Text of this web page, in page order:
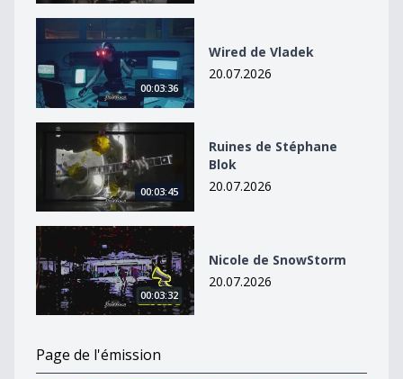
Wired de Vladek
00:03:36
Wired de Vladek
20.07.2026
Ruines de Stéphane Blok
00:03:45
Ruines de Stéphane
Blok
20.07.2026
Nicole de SnowStorm
00:03:32
Nicole de SnowStorm
20.07.2026
Page de l'émission